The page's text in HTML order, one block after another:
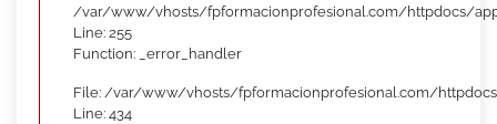
/var/www/vhosts/fpformacionprofesional.com/httpdocs/
Line: 255
Function: _error_handler
File: /var/www/vhosts/fpformacionprofesional.com/
Line: 434